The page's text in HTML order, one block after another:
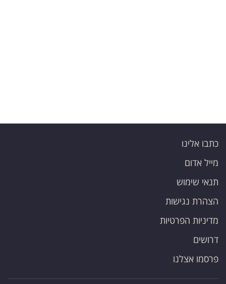
כתבו אלינו
מייל אדום
תנאי שימוש
הצהרת נגישות
מדיניות הפרטיות
דרושים
פרסמו אצלנו